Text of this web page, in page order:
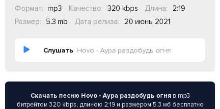
Формат: mp3 Качество: 320 kbps Длина:
2:19
Размер:
5.3 mb Дата релиза: 20 июнь 2021
Слушать Hovo - Аура раздобудь огня
Скачать песню Hovo - Аура раздобудь огня в mp3
битрейтом 320 kbps, длиною 2:19 и размером 5.3 мб бесплатно